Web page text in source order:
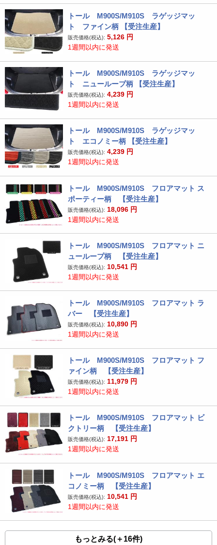
トール M900S/M910S ラゲッジマッ
ト ファイン柄 【受注生産】
販売価格(税込): 5,126 円
1週間以内に発送
トール M900S/M910S ラゲッジマッ
ト ニューループ柄 【受注生産】
販売価格(税込): 4,239 円
1週間以内に発送
トール M900S/M910S ラゲッジマッ
ト エコノミー柄 【受注生産】
販売価格(税込): 4,239 円
1週間以内に発送
トール M900S/M910S フロアマット ス
ポーティー柄 【受注生産】
販売価格(税込): 18,096 円
1週間以内に発送
トール M900S/M910S フロアマット ニ
ューループ柄 【受注生産】
販売価格(税込): 10,541 円
1週間以内に発送
トール M900S/M910S フロアマット ラ
バー 【受注生産】
販売価格(税込): 10,890 円
1週間以内に発送
トール M900S/M910S フロアマット フ
ァイン柄 【受注生産】
販売価格(税込): 11,979 円
1週間以内に発送
トール M900S/M910S フロアマット ビ
クトリー柄 【受注生産】
販売価格(税込): 17,191 円
1週間以内に発送
トール M900S/M910S フロアマット エ
コノミー柄 【受注生産】
販売価格(税込): 10,541 円
1週間以内に発送
もっとみる(＋16件)